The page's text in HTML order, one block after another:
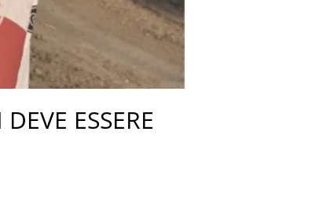
ESSERE